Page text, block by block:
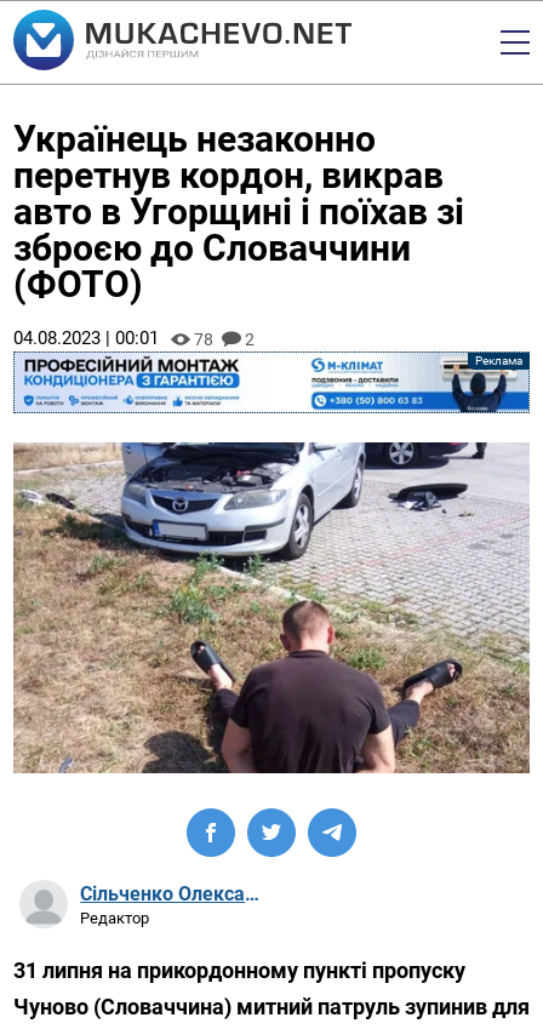
Українець незаконно
перетнув кордон, викрав
авто в Угорщині і поїхав зі
зброєю до Словаччини
(ФОТО)
04.08.2023 | 00:01 78 2
Сільченко Олександр Артурович
Редактор
31 липня на прикордонному пункті пропуску
Чуново (Словаччина) митний патруль зупинив для